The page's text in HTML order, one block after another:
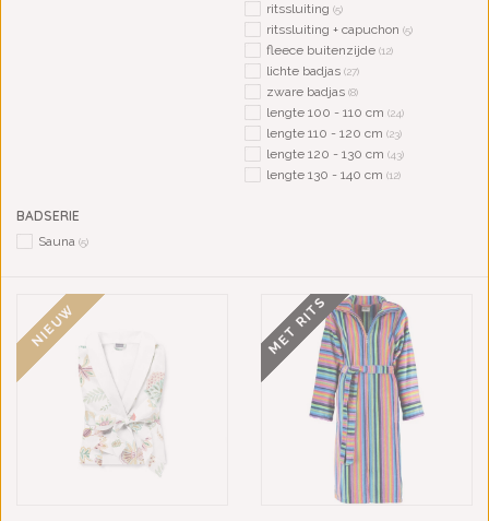
ritssluiting (5)
ritssluiting + capuchon (5)
fleece buitenzijde (12)
lichte badjas (27)
zware badjas (8)
lengte 100 - 110 cm (24)
lengte 110 - 120 cm (23)
lengte 120 - 130 cm (43)
lengte 130 - 140 cm (12)
BADSERIE
Sauna (5)
NIEUW MET RITS